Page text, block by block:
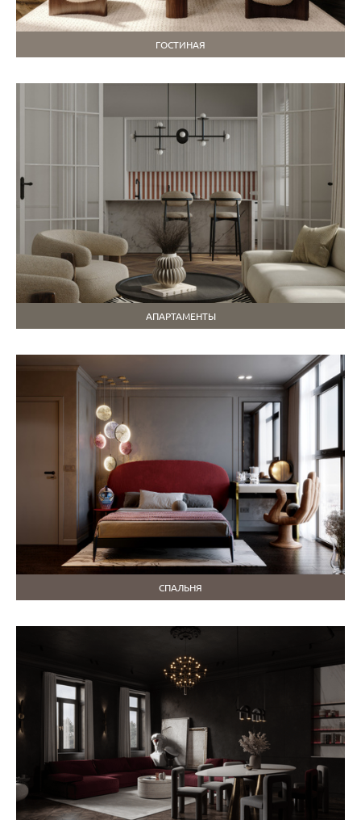
ГОСТИНАЯ
АПАРТАМЕНТЫ
СПАЛЬНЯ